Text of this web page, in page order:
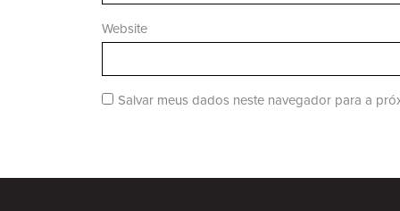
Website
Salvar meus dados neste navegador para a